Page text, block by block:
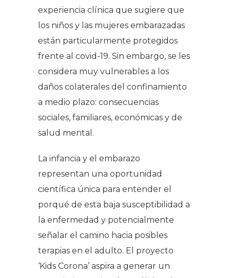
experiencia clínica que sugiere que
los niños y las mujeres embarazadas
están particularmente protegidos
frente al covid-19. Sin embargo, se les
considera muy vulnerables a los
daños colaterales del confinamiento
a medio plazo: consecuencias
sociales, familiares, económicas y de
salud mental.
La infancia y el embarazo
representan una oportunidad
científica única para entender el
porqué de esta baja susceptibilidad a
la enfermedad y potencialmente
señalar el camino hacia posibles
terapias en el adulto. El proyecto
‘Kids Corona’ aspira a generar un